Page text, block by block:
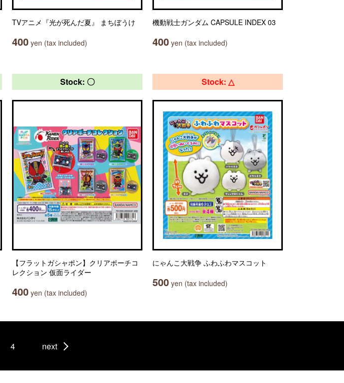
TVアニメ『光が死んだ夏』 まちぼうけ
400 yen (tax included)
機動戦士ガンダム CAPSULE INDEX 03
400 yen (tax included)
Stock: 〇
【フラットガシャポン】クリアポーチコ
レクション 仮面ライダー
400 yen (tax included)
Stock: △
にゃんこ大戦争 ふわふわマスコット
500 yen (tax included)
4 next